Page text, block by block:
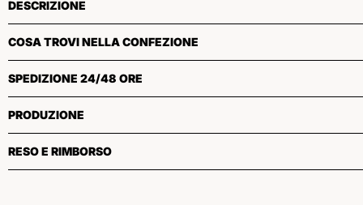
DESCRIZIONE
COSA TROVI NELLA CONFEZIONE
SPEDIZIONE 24/48 ORE
PRODUZIONE
RESO E RIMBORSO